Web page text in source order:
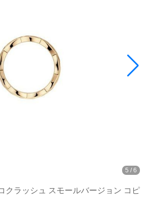
5 / 6
クラッシュ スモールバージョン コピ